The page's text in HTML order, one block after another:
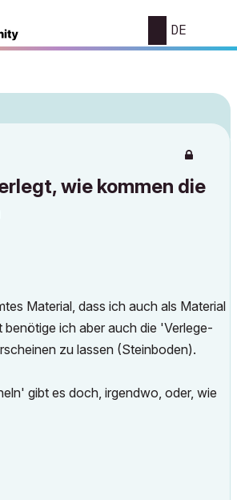
DE
wie kommen die
Material, dass ich auch als Material
benötige ich aber auch die 'Verlege-
zu lassen (Steinboden).
gibt es doch, irgendwo, oder, wie